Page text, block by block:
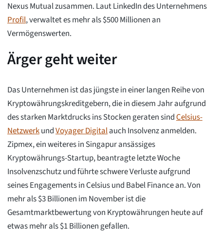
Nexus Mutual zusammen. Laut LinkedIn des Unternehmens
Profil, verwaltet es mehr als $500 Millionen an
Vermögenswerten.
Ärger geht weiter
Das Unternehmen ist das jüngste in einer langen Reihe von
Kryptowährungskreditgebern, die in diesem Jahr aufgrund
des starken Marktdrucks ins Stocken geraten sindCelsius-
NetzwerkundVoyager Digitalauch Insolvenz anmelden.
Zipmex, ein weiteres in Singapur ansässiges
Kryptowährungs-Startup, beantragte letzte Woche
Insolvenzschutz und führte schwere Verluste aufgrund
seines Engagements in Celsius und Babel Finance an. Von
mehr als $3 Billionen im November ist die
Gesamtmarktbewertung von Kryptowährungen heute auf
etwas mehr als $1 Billionen gefallen.